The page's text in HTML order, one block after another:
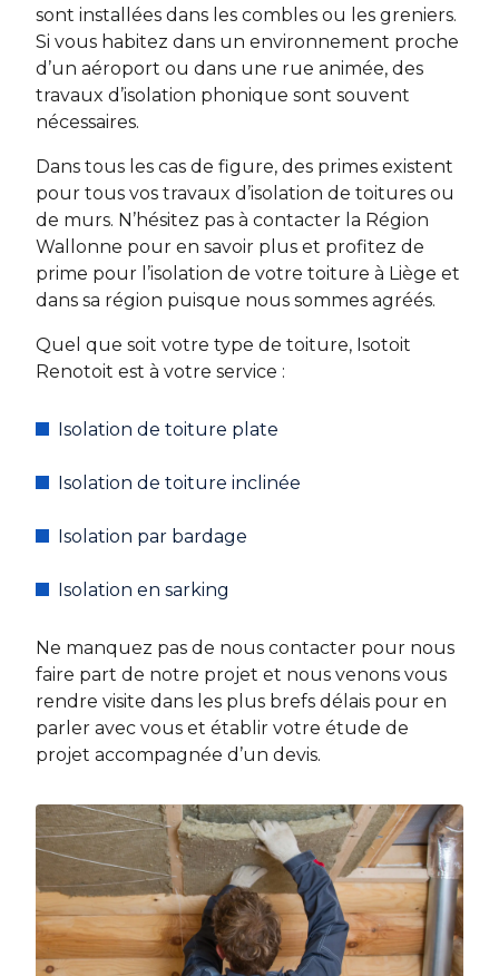
sont installées dans les combles ou les greniers.
Si vous habitez dans un environnement proche
d’un aéroport ou dans une rue animée, des
travaux d’isolation phonique sont souvent
nécessaires.
Dans tous les cas de figure, des primes existent
pour tous vos travaux d’isolation de toitures ou
de murs. N’hésitez pas à contacter la Région
Wallonne pour en savoir plus et profitez de
prime pour l’isolation de votre toiture à Liège et
dans sa région puisque nous sommes agréés.
Quel que soit votre type de toiture, Isotoit
Renotoit est à votre service :
Isolation de toiture plate
Isolation de toiture inclinée
Isolation par bardage
Isolation en sarking
Ne manquez pas de nous contacter pour nous
faire part de notre projet et nous venons vous
rendre visite dans les plus brefs délais pour en
parler avec vous et établir votre étude de
projet accompagnée d’un devis.